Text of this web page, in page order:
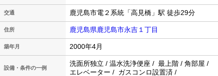
交通 鹿児島市電２系統「高見橋」駅 徒歩29分
住所 鹿児島県鹿児島市永吉１丁目
築年月 2000年4月
設備・条件の一例
洗面所独立 / 温水洗浄便座 / 最上階 / 角部屋 /
エレベーター / ガスコンロ設置済 /